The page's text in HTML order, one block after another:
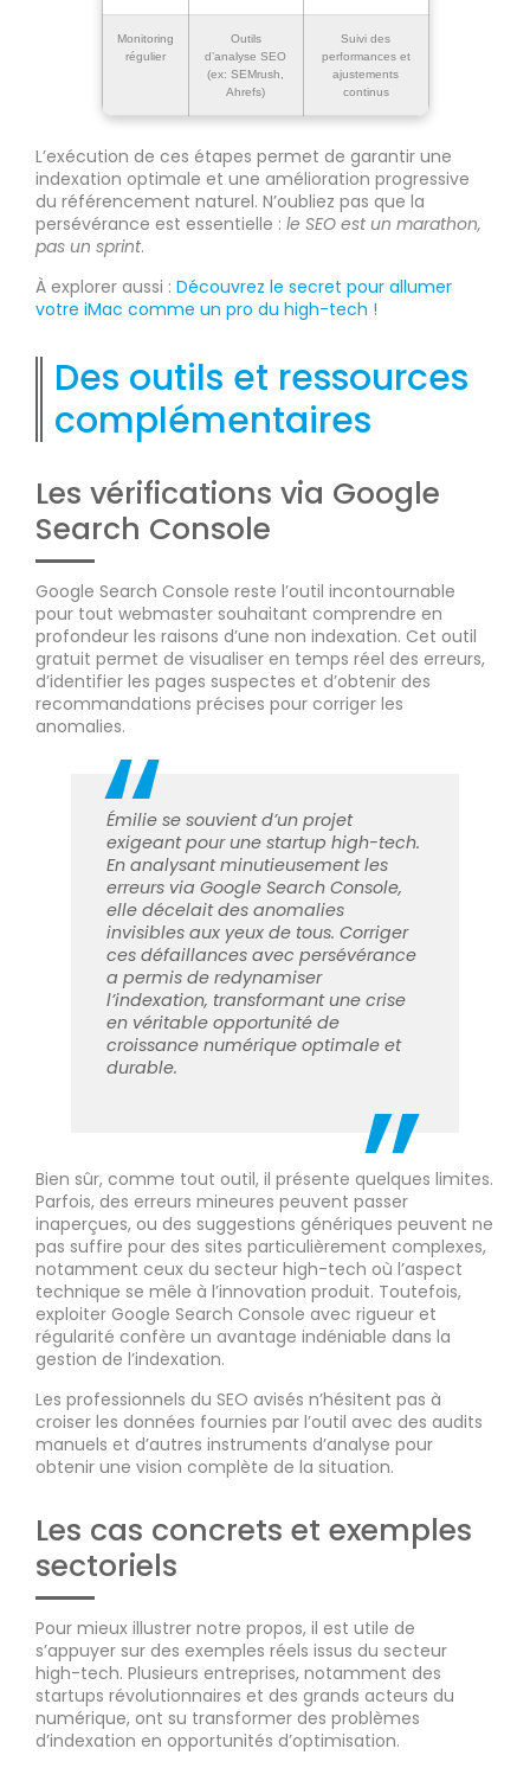
Monitoring
régulier
Outils
d’analyse SEO
(ex: SEMrush,
Ahrefs)
Suivi des
performances et
ajustements
continus
L’exécution de ces étapes permet de garantir une
indexation optimale et une amélioration progressive
du référencement naturel. N’oubliez pas que la
persévérance est essentielle : le SEO est un marathon,
pas un sprint.
À explorer aussi : Découvrez le secret pour allumer
votre iMac comme un pro du high-tech !
Des outils et ressources
complémentaires
Les vérifications via Google
Search Console
Google Search Console reste l’outil incontournable
pour tout webmaster souhaitant comprendre en
profondeur les raisons d’une non indexation. Cet outil
gratuit permet de visualiser en temps réel des erreurs,
d’identifier les pages suspectes et d’obtenir des
recommandations précises pour corriger les
anomalies.
Émilie se souvient d’un projet
exigeant pour une startup high-tech.
En analysant minutieusement les
erreurs via Google Search Console,
elle décelait des anomalies
invisibles aux yeux de tous. Corriger
ces défaillances avec persévérance
a permis de redynamiser
l’indexation, transformant une crise
en véritable opportunité de
croissance numérique optimale et
durable.
Bien sûr, comme tout outil, il présente quelques limites.
Parfois, des erreurs mineures peuvent passer
inaperçues, ou des suggestions génériques peuvent ne
pas suffire pour des sites particulièrement complexes,
notamment ceux du secteur high-tech où l’aspect
technique se mêle à l’innovation produit. Toutefois,
exploiter Google Search Console avec rigueur et
régularité confère un avantage indéniable dans la
gestion de l’indexation.
Les professionnels du SEO avisés n’hésitent pas à
croiser les données fournies par l’outil avec des audits
manuels et d’autres instruments d’analyse pour
obtenir une vision complète de la situation.
Les cas concrets et exemples
sectoriels
Pour mieux illustrer notre propos, il est utile de
s’appuyer sur des exemples réels issus du secteur
high-tech. Plusieurs entreprises, notamment des
startups révolutionnaires et des grands acteurs du
numérique, ont su transformer des problèmes
d’indexation en opportunités d’optimisation.